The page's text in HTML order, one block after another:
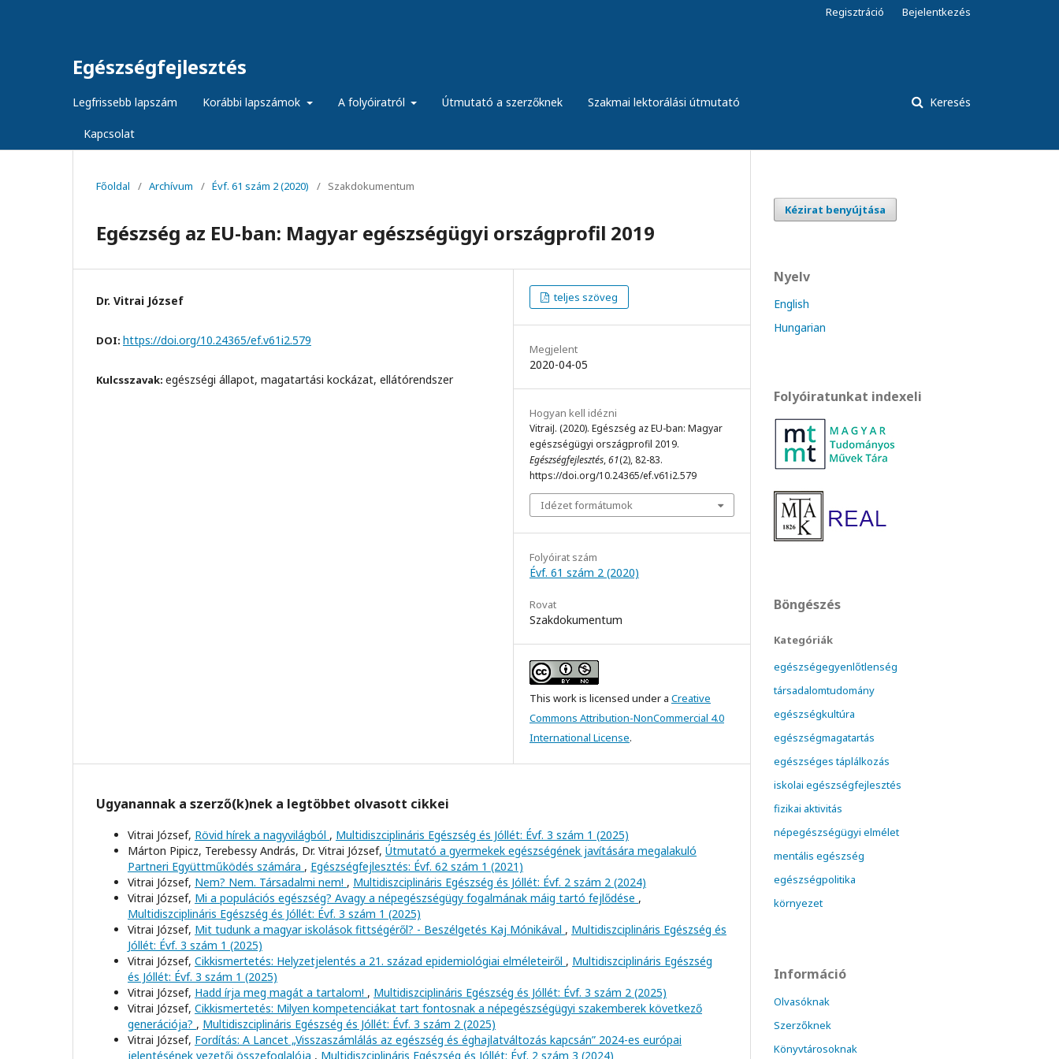
Egészségfejlesztés
Legfrissebb lapszám Korábbi lapszámok A folyóiratról Útmutató a szerzőknek Szakmai lektorálási útmutató
Kapcsolat
Keresés
Regisztráció Bejelentkezés
Főoldal / Archívum / Évf. 61 szám 2 (2020) / Szakdokumentum
Egészség az EU-ban: Magyar egészségügyi országprofil 2019
Dr. Vitrai József
DOI: https://doi.org/10.24365/ef.v61i2.579
Kulcsszavak: egészségi állapot, magatartási kockázat, ellátórendszer
teljes szöveg
Megjelent
2020-04-05
Hogyan kell idézni
VitraiJ. (2020). Egészség az EU-ban: Magyar
egészségügyi országprofil 2019.
Egészségfejlesztés,61(2), 82-83.
https://doi.org/10.24365/ef.v61i2.579
Idézet formátumok
Folyóirat szám
Évf. 61 szám 2 (2020)
Rovat
Szakdokumentum
This work is licensed under a Creative
Commons Attribution-NonCommercial 4.0
International License.
Ugyanannak a szerző(k)nek a legtöbbet olvasott cikkei
Vitrai József, Rövid hírek a nagyvilágból , Multidiszciplináris Egészség és Jóllét: Évf. 3 szám 1 (2025)
Márton Pipicz, Terebessy András, Dr. Vitrai József, Útmutató a gyermekek egészségének javítására megalakuló
Partneri Együttműködés számára , Egészségfejlesztés: Évf. 62 szám 1 (2021)
Vitrai József, Nem? Nem. Társadalmi nem! , Multidiszciplináris Egészség és Jóllét: Évf. 2 szám 2 (2024)
Vitrai József, Mi a populációs egészség? Avagy a népegészségügy fogalmának máig tartó fejlődése ,
Multidiszciplináris Egészség és Jóllét: Évf. 3 szám 1 (2025)
Vitrai József, Mit tudunk a magyar iskolások fittségéről? - Beszélgetés Kaj Mónikával , Multidiszciplináris Egészség és
Jóllét: Évf. 3 szám 1 (2025)
Vitrai József, Cikkismertetés: Helyzetjelentés a 21. század epidemiológiai elméleteiről , Multidiszciplináris Egészség
és Jóllét: Évf. 3 szám 1 (2025)
Vitrai József, Hadd írja meg magát a tartalom! , Multidiszciplináris Egészség és Jóllét: Évf. 3 szám 2 (2025)
Vitrai József, Cikkismertetés: Milyen kompetenciákat tart fontosnak a népegészségügyi szakemberek következő
generációja? , Multidiszciplináris Egészség és Jóllét: Évf. 3 szám 2 (2025)
Vitrai József, Fordítás: A Lancet „Visszaszámlálás az egészség és éghajlatváltozás kapcsán” 2024-es európai
jelentésének vezetői összefoglalója , Multidiszciplináris Egészség és Jóllét: Évf. 2 szám 3 (2024)
Kézirat benyújtása
Nyelv
English
Hungarian
Folyóiratunkat indexeli
Böngészés
Kategóriák
egészségegyenlőtlenség
társadalomtudomány
egészségkultúra
egészségmagatartás
egészséges táplálkozás
iskolai egészségfejlesztés
fizikai aktivitás
népegészségügyi elmélet
mentális egészség
egészségpolitika
környezet
Információ
Olvasóknak
Szerzőknek
Könyvtárosoknak